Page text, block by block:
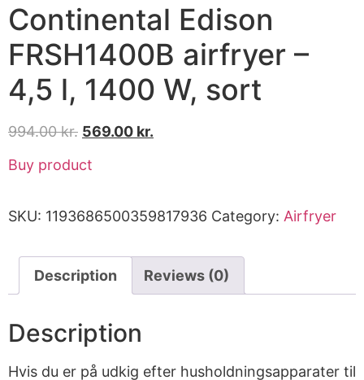
Continental Edison
FRSH1400B airfryer –
4,5 l, 1400 W, sort
994.00kr. 569.00 kr.
Buy product
SKU: 1193686500359817936 Category: Airfryer
Description Reviews (0)
Description
Hvis du er på udkig efter husholdningsapparater til